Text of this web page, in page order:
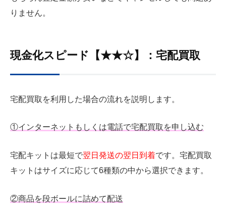
りません。
現金化スピード【★★☆】：宅配買取
宅配買取を利用した場合の流れを説明します。
①インターネットもしくは電話で宅配買取を申し込む
宅配キットは最短で翌日発送の翌日到着です。宅配買取
キットはサイズに応じて6種類の中から選択できます。
②商品を段ボールに詰めて配送